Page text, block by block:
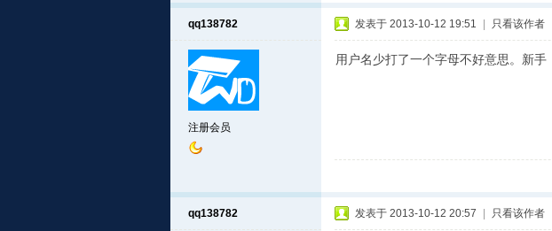
qq138782
注册会员
发表于 2013-10-12 19:51 只看该作者
用户名少打了一个字母不好意思。新手
qq138782 发表于 2013-10-12 20:57 只看该作者